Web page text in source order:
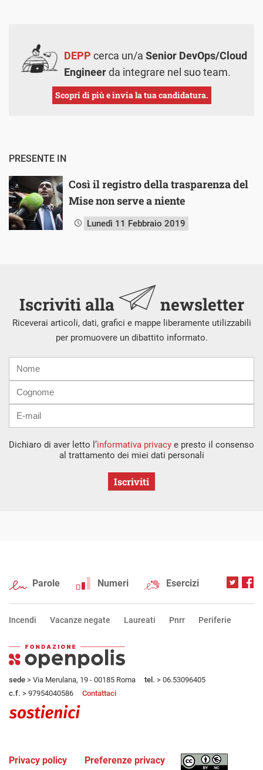
DEPP cerca un/a Senior DevOps/Cloud
Engineerda integrare nel suo team.
Scopri di più e invia la tua candidatura.
PRESENTE IN
Così il registro della trasparenza del
Mise non serve a niente
Lunedì 11 Febbraio 2019
Iscriviti alla newsletter
Riceverai articoli, dati, grafici e mappe liberamente utilizzabili
per promuovere un dibattito informato.
mail
Dichiaro di aver letto l’informativa privacy e presto il consenso
al trattamento dei miei dati personali
Iscriviti
Parole Numeri Esercizi
Incendi Vacanze negate Laureati Pnrr Periferie
sede > Via Merulana, 19 - 00185 Roma tel. > 06.53096405
c.f. > 97954040586 Contattaci
Privacy policy Preferenze privacy